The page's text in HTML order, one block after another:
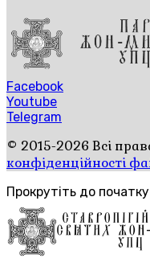
Facebook
Youtube
Telegram
© 2015-2026 Всі
конфіденційності
Прокрутіть до початку